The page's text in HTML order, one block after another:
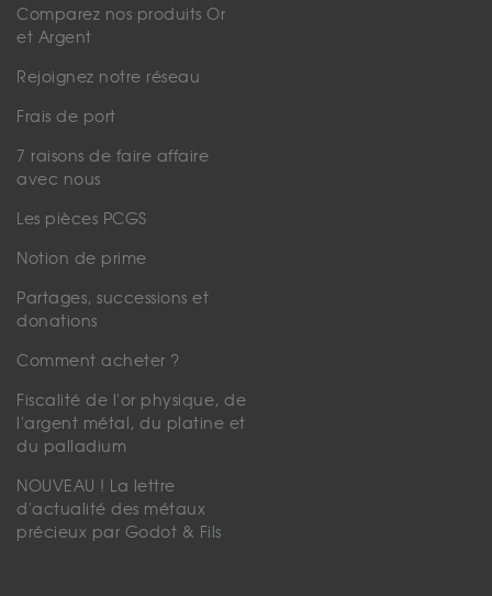
Comparez nos produits Or
et Argent
Rejoignez notre réseau
Frais de port
7 raisons de faire affaire
avec nous
Les pièces PCGS
Notion de prime
Partages, successions et
donations
Comment acheter ?
Fiscalité de l'or physique, de
l'argent métal, du platine et
du palladium
NOUVEAU ! La lettre
d'actualité des métaux
précieux par Godot & Fils